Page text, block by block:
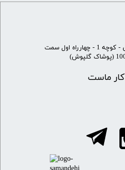
ماست
​آدرس فروشگاه: قم - بلوار شهید محلاتی - کوچه 1 - چهارراه اول سمت